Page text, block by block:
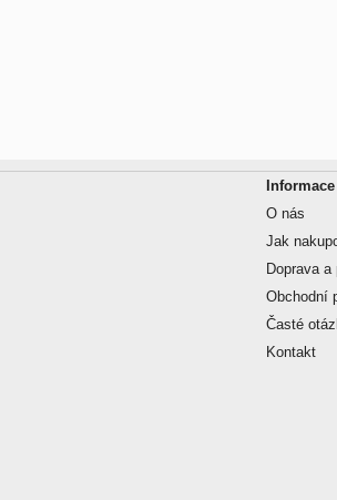
Informace
O nás
Jak
Doprava a
Obchodní
Časté
Kontakt